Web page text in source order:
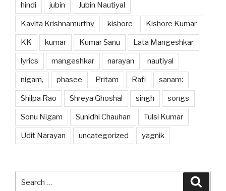
hindi jubin Jubin Nautiyal
Kavita Krishnamurthy kishore Kishore Kumar
KK kumar Kumar Sanu Lata Mangeshkar
lyrics mangeshkar narayan nautiyal
nigam, phasee Pritam Rafi sanam:
Shilpa Rao Shreya Ghoshal singh songs
Sonu Nigam Sunidhi Chauhan Tulsi Kumar
Udit Narayan uncategorized yagnik